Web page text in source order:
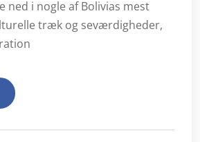
ned i nogle af Bolivias mest
træk og seværdigheder,